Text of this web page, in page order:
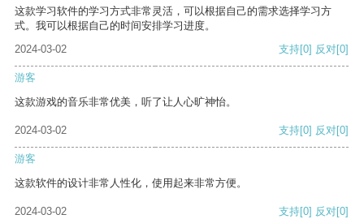
这款学习软件的学习方式非常灵活，可以根据自己的需求选择学习方
式。我可以根据自己的时间安排学习进度。
2024-03-02
支持[0] 反对[0]
游客
这款游戏的音乐非常优美，听了让人心旷神怡。
2024-03-02 支持[0] 反对[0]
游客
这款软件的设计非常人性化，使用起来非常方便。
2024-03-02 支持[0] 反对[0]